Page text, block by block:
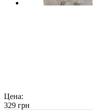
Цена:
329 грн